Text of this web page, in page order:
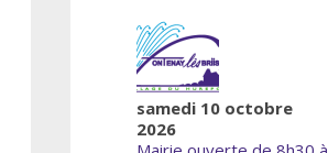
samedi 10 octobre
2026